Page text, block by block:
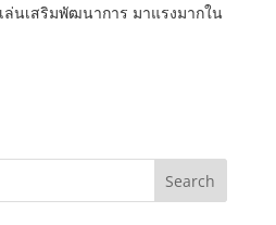
ล่นเสริมพัฒนาการ มาแรงมากใน